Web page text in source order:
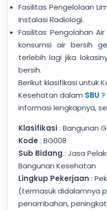
Fasilitas Pengelolaan
Instalasi Radiologi.
Fasilitas Pengolahan
konsumsi air bersih
terlebih lagi jika
bersih.
Berikut klasifikasi untuk
Kesehatan dalam SBU
informasi lengkapnya,
Klasifikasi: Bangunan
Kode : BG008
Sub Bidang : Jasa
Bangunan Kesehatan
Lingkup Pekerjaan :
(termasuk didalamnya
penambahan,